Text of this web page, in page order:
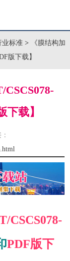
业标准 >
《膜结构加
版下载】
CSCS078-
下载】
CSCS078-
PDF版下